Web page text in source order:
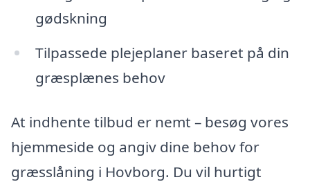
gødskning
Tilpassede plejeplaner baseret på din
græsplænes behov
At indhente tilbud er nemt – besøg vores
hjemmeside og angiv dine behov for
græsslåning i Hovborg. Du vil hurtigt